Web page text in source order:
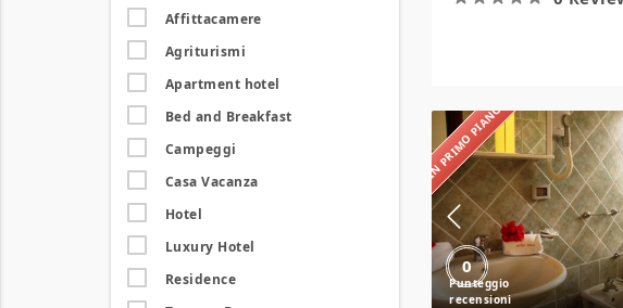
Affittacamere
Agriturismi
Apartment hotel
Bed and Breakfast
Campeggi
Casa Vacanza
Hotel
Luxury Hotel
Residence
IN PRIMO PIANO
0
Hotel
Eolo